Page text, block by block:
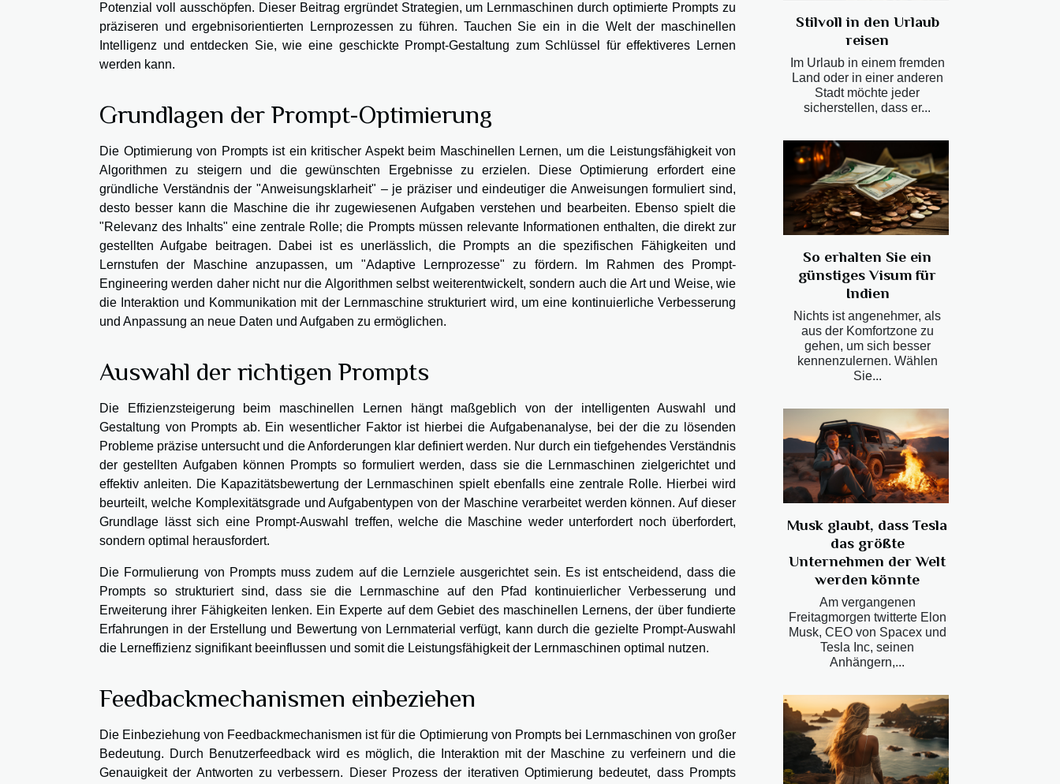
Potenzial voll ausschöpfen. Dieser Beitrag ergründet Strategien, um Lernmaschinen durch optimierte Prompts zu
präziseren und ergebnisorientierten Lernprozessen zu führen. Tauchen Sie ein in die Welt der maschinellen
Intelligenz und entdecken Sie, wie eine geschickte Prompt-Gestaltung zum Schlüssel für effektiveres Lernen
werden kann.
Grundlagen der Prompt-Optimierung
Die Optimierung von Prompts ist ein kritischer Aspekt beim Maschinellen Lernen, um die Leistungsfähigkeit von
Algorithmen zu steigern und die gewünschten Ergebnisse zu erzielen. Diese Optimierung erfordert eine
gründliche Verständnis der "Anweisungsklarheit" – je präziser und eindeutiger die Anweisungen formuliert sind,
desto besser kann die Maschine die ihr zugewiesenen Aufgaben verstehen und bearbeiten. Ebenso spielt die
"Relevanz des Inhalts" eine zentrale Rolle; die Prompts müssen relevante Informationen enthalten, die direkt zur
gestellten Aufgabe beitragen. Dabei ist es unerlässlich, die Prompts an die spezifischen Fähigkeiten und
Lernstufen der Maschine anzupassen, um "Adaptive Lernprozesse" zu fördern. Im Rahmen des Prompt-
Engineering werden daher nicht nur die Algorithmen selbst weiterentwickelt, sondern auch die Art und Weise, wie
die Interaktion und Kommunikation mit der Lernmaschine strukturiert wird, um eine kontinuierliche Verbesserung
und Anpassung an neue Daten und Aufgaben zu ermöglichen.
Auswahl der richtigen Prompts
Die Effizienzsteigerung beim maschinellen Lernen hängt maßgeblich von der intelligenten Auswahl und
Gestaltung von Prompts ab. Ein wesentlicher Faktor ist hierbei die Aufgabenanalyse, bei der die zu lösenden
Probleme präzise untersucht und die Anforderungen klar definiert werden. Nur durch ein tiefgehendes Verständnis
der gestellten Aufgaben können Prompts so formuliert werden, dass sie die Lernmaschinen zielgerichtet und
effektiv anleiten. Die Kapazitätsbewertung der Lernmaschinen spielt ebenfalls eine zentrale Rolle. Hierbei wird
beurteilt, welche Komplexitätsgrade und Aufgabentypen von der Maschine verarbeitet werden können. Auf dieser
Grundlage lässt sich eine Prompt-Auswahl treffen, welche die Maschine weder unterfordert noch überfordert,
sondern optimal herausfordert.
Die Formulierung von Prompts muss zudem auf die Lernziele ausgerichtet sein. Es ist entscheidend, dass die
Prompts so strukturiert sind, dass sie die Lernmaschine auf den Pfad kontinuierlicher Verbesserung und
Erweiterung ihrer Fähigkeiten lenken. Ein Experte auf dem Gebiet des maschinellen Lernens, der über fundierte
Erfahrungen in der Erstellung und Bewertung von Lernmaterial verfügt, kann durch die gezielte Prompt-Auswahl
die Lerneffizienz signifikant beeinflussen und somit die Leistungsfähigkeit der Lernmaschinen optimal nutzen.
Feedbackmechanismen einbeziehen
Die Einbeziehung von Feedbackmechanismen ist für die Optimierung von Prompts bei Lernmaschinen von großer
Bedeutung. Durch Benutzerfeedback wird es möglich, die Interaktion mit der Maschine zu verfeinern und die
Genauigkeit der Antworten zu verbessern. Dieser Prozess der iterativen Optimierung bedeutet, dass Prompts
Stilvoll in den Urlaub
reisen
Im Urlaub in einem fremden
Land oder in einer anderen
Stadt möchte jeder
sicherstellen, dass er...
So erhalten Sie ein
günstiges Visum für
Indien
Nichts ist angenehmer, als
aus der Komfortzone zu
gehen, um sich besser
kennenzulernen. Wählen
Sie...
Musk glaubt, dass Tesla
das größte
Unternehmen der Welt
werden könnte
Am vergangenen
Freitagmorgen twitterte Elon
Musk, CEO von Spacex und
Tesla Inc, seinen
Anhängern,...